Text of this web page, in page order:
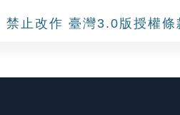
止改作 臺灣3.0版授權條